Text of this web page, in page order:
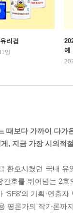
리컵
일
예
때보다 가까이 다가
, 지금 가장 시의적
환호시켰던 국내
간호를 뛰어넘는 2
‘SF8’의 기획·연출
평론가의 작가론